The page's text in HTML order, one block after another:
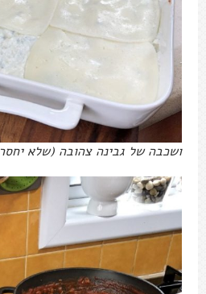
ושכבה של גבינה צהובה (שלא יחסר